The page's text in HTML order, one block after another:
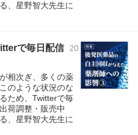
、星野智大先生に
で毎日配信
20
相次ぎ、多くの薬
のような状況のな
ため、Twitterで毎
荷調整・販売中
、星野智大先生に